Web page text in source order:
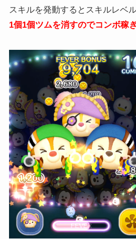
スキルを発動するとスキルレベ
1個1個ツムを消すのでコンボ稼